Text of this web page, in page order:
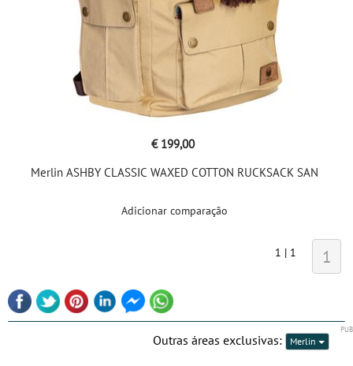
€ 199,00
Merlin ASHBY CLASSIC WAXED COTTON RUCKSACK SAN
Adicionar comparação
1 | 1 1
Outras áreas exclusivas: Merlin